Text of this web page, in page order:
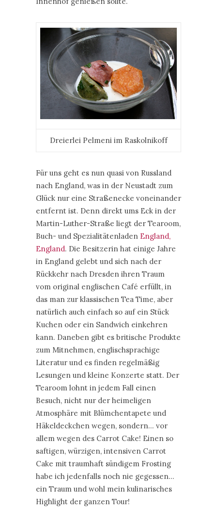
Dreierlei Pelmeni im Raskolnikoff
Für uns geht es nun quasi von Russland
nach England, was in der Neustadt zum
Glück nur eine Straßenecke voneinander
entfernt ist. Denn direkt ums Eck in der
Martin-Luther-Straße liegt der Tearoom,
Buch- und Spezialitätenladen England,
England. Die Besitzerin hat einige Jahre
in England gelebt und sich nach der
Rückkehr nach Dresden ihren Traum
vom original englischen Café erfüllt, in
das man zur klassischen Tea Time, aber
natürlich auch einfach so auf ein Stück
Kuchen oder ein Sandwich einkehren
kann. Daneben gibt es britische Produkte
zum Mitnehmen, englischsprachige
Literatur und es finden regelmäßig
Lesungen und kleine Konzerte statt. Der
Tearoom lohnt in jedem Fall einen
Besuch, nicht nur der heimeligen
Atmosphäre mit Blümchentapete und
Häkeldeckchen wegen, sondern… vor
allem wegen des Carrot Cake! Einen so
saftigen, würzigen, intensiven Carrot
Cake mit traumhaft sündigem Frosting
habe ich jedenfalls noch nie gegessen…
ein Traum und wohl mein kulinarisches
Highlight der ganzen Tour!